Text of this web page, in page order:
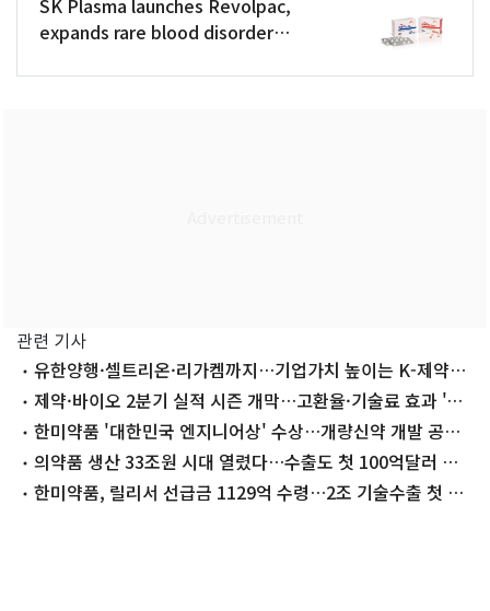
expands rare blood disorder
관련 기사
유한양행·셀트리온·리가켐까지…기업가치 높이는 K-제약바
이오제약·바이오 2분기 실적 시즌 개막…고환율·기술료 효과 '주
목'한미약품 '대한민국 엔지니어상' 수상…개량신약 개발 공로
인정의약품 생산 33조원 시대 열렸다…수출도 첫 100억달러 돌
파 한미약품, 릴리서 선급금 1129억 수령…2조 기술수출 첫 현